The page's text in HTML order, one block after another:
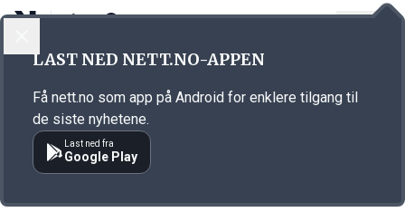
Annonsørinnhold
LAST NED NETT.NO-APPEN
Få nett.no som app på Android for enklere tilgang til
de siste nyhetene.
Last ned fra
Google Play